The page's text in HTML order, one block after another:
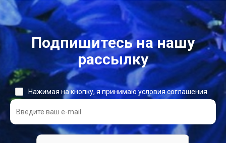
Подпишитесь на нашу
рассылку
Нажимая на кнопку, я принимаю условия соглашения.